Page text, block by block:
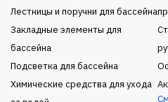
Лестницы и поручни для бассейна
Закладные элементы для
бассейна
Подсветка для бассейна
Химические средства для ухода